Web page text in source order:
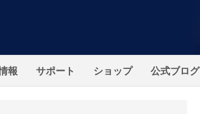
報 サポート ショップ 公式ブログ